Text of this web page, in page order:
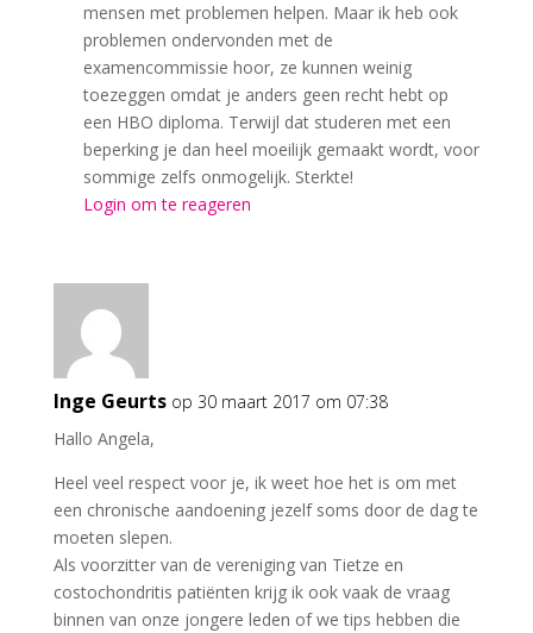
mensen met problemen helpen. Maar ik heb ook
problemen ondervonden met de
examencommissie hoor, ze kunnen weinig
toezeggen omdat je anders geen recht hebt op
een HBO diploma. Terwijl dat studeren met een
beperking je dan heel moeilijk gemaakt wordt, voor
sommige zelfs onmogelijk. Sterkte!
Login om te reageren
Inge Geurts op 30 maart 2017 om 07:38
Hallo Angela,
Heel veel respect voor je, ik weet hoe het is om met
een chronische aandoening jezelf soms door de dag te
moeten slepen.
Als voorzitter van de vereniging van Tietze en
costochondritis patiënten krijg ik ook vaak de vraag
binnen van onze jongere leden of we tips hebben die